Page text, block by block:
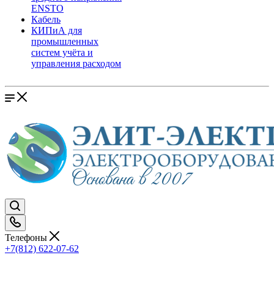
ENSTO
Кабель
КИПиА для
промышленных
систем учёта и
управления расходом
Телефоны
+7(812) 622-07-62